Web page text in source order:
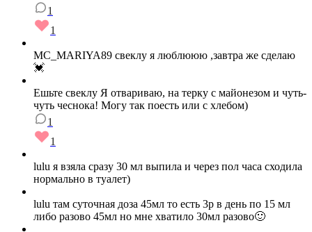
1
1
MC_MARIYA89 свеклу я люблююю ,завтра же сделаю
💓
Ешьте свеклу Я отвариваю, на терку с майонезом и чуть-
чуть чеснока! Могу так поесть или с хлебом)
1
1
lulu я взяла сразу 30 мл выпила и через пол часа сходила
нормально в туалет)
lulu там суточная доза 45мл то есть 3р в день по 15 мл
либо разово 45мл но мне хватило 30мл разово🙂